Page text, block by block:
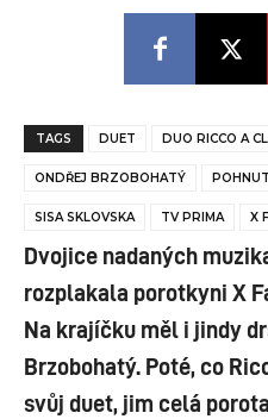
TAGS DUET DUO RICCO A
ONDŘEJ BRZOBOHATÝ
SISA SKLOVSKA TV PRIMA X
Dvojice nadaných
rozplakala porotkyni X
Na krajíčku měl i jindy
Brzobohatý. Poté, co
svůj duet, jim celá